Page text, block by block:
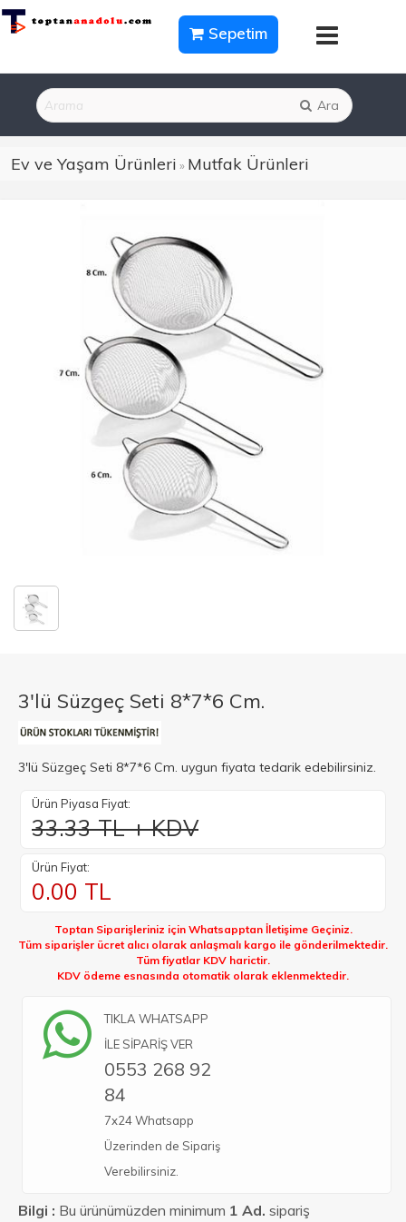
Sepetim
Ara
Ev ve Yaşam Ürünleri » Mutfak Ürünleri
3'lü Süzgeç Seti 8*7*6 Cm.
3'lü Süzgeç Seti 8*7*6 Cm. uygun fiyata tedarik edebilirsiniz.
Ürün Piyasa Fiyat:
33.33 TL + KDV
Ürün Fiyat:
0.00 TL
Toptan Siparişleriniz için Whatsapptan İletişime Geçiniz.
Tüm siparişler ücret alıcı olarak anlaşmalı kargo ile gönderilmektedir.
Tüm fiyatlar KDV harictir.
KDV ödeme esnasında otomatik olarak eklenmektedir.
TIKLA WHATSAPP
İLE SİPARİŞ VER
0553 268 92
84
7x24 Whatsapp
Üzerinden de Sipariş
Verebilirsiniz.
Bilgi : Bu ürünümüzden minimum 1 Ad. sipariş